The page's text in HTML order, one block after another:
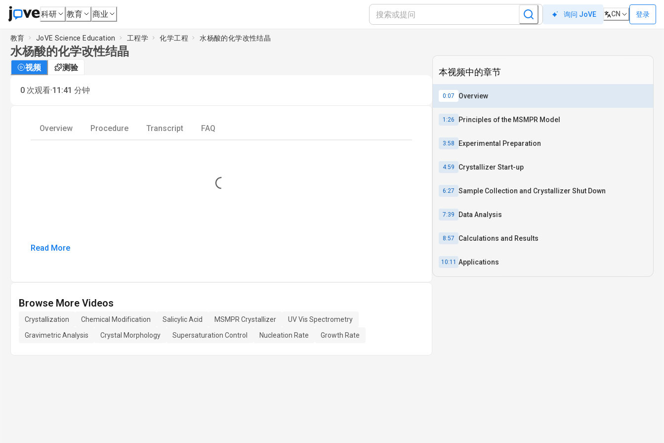
科研 教育 商业 询问 JoVE CN 登录
教育 JoVE Science Education 工程学 化学工程 水杨酸的化学改性结晶
水杨酸的化学改性结晶
视频 测验
0 次观看·11:41 分钟
Overview Procedure Transcript FAQ
Loading...
Read More
Browse More Videos
Crystallization Chemical Modification Salicylic Acid MSMPR Crystallizer
UV Vis Spectrometry
Gravimetric Analysis
Crystal Morphology Supersaturation Control Nucleation Rate Growth Rate
本视频中的章节
0:07 Overview
1:26 Principles of the MSMPR Model
3:58 Experimental Preparation
4:59 Crystallizer Start-up
6:27 Sample Collection and Crystallizer Shut Down
7:39 Data Analysis
8:57 Calculations and Results
10:11 Applications